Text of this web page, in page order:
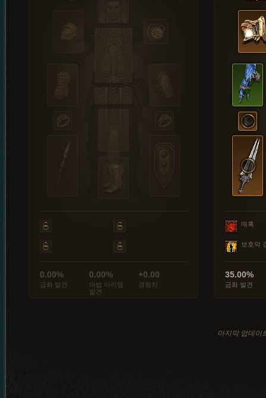
0.00%
금화 발견
0.00%
마법 아이템
발견
+0.00
경험치
매혹
보호막
35.00%
금화 발견
마지막 업데이